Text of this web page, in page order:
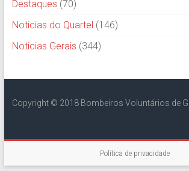
Destaques (70)
Noticias do Quartel (146)
Noticias Gerais (344)
Copyright © 2018 Bombeiros Voluntários de
Política de privacidade